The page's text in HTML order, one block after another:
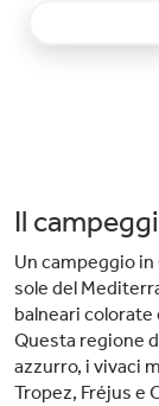
Il
Un campeggio
sole del
balneari colorate
Questa regione
azzurro, i vivaci
Tropez, Fréjus e